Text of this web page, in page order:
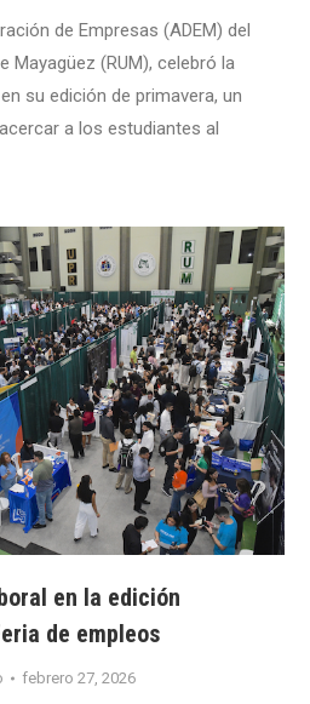
de Empresas (ADEM) del
Mayagüez (RUM), celebró la
su edición de primavera, un
a los estudiantes al
en la edición
de empleos
febrero 27, 2026